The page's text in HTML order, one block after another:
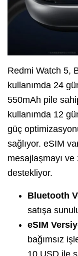
Redmi Watch 5,
kullanımda 24
550mAh pile
kullanımda 12
güç
sağlıyor. eSIM
mesajlaşmayı
destekliyor.
Bluetooth
satışa
eSIM
bağımsız